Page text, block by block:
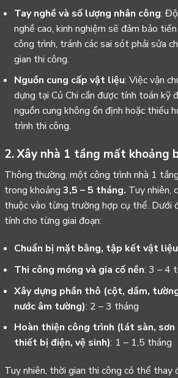
Tay nghề và số lượng nhân công:
nghề cao, kinh nghiệm sẽ đảm bảo
công trình, tránh các sai sót phải sửa
gian thi công.
Nguồn cung cấp vật liệu: Việc vận
dựng tại Củ Chi cần được tính toán kỹ
nguồn cung không ổn định hoặc thiếu
trình thi công.
2. Xây nhà 1 tầng mất khoảng
Thông thường, một công trình nhà 1
trong khoảng 3,5 – 5 tháng. Tuy nhiên,
thuộc vào từng trường hợp cụ thể. Dưới
tính cho từng giai đoạn:
Chuẩn bị mặt bằng, tập kết vật liệu
Thi công móng và gia cố nền: 3 – 4
Xây dựng phần thô (cột, dầm,
nước âm tường): 2 – 3 tháng
Hoàn thiện công trình (lát sàn,
thiết bị điện, vệ sinh): 1 – 1,5 tháng
Tuy nhiên, thời gian thi công có thể thay